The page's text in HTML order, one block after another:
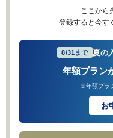
ここから
登録すると今す
8/31まで 夏の
年額プラン
※年額プラ
お